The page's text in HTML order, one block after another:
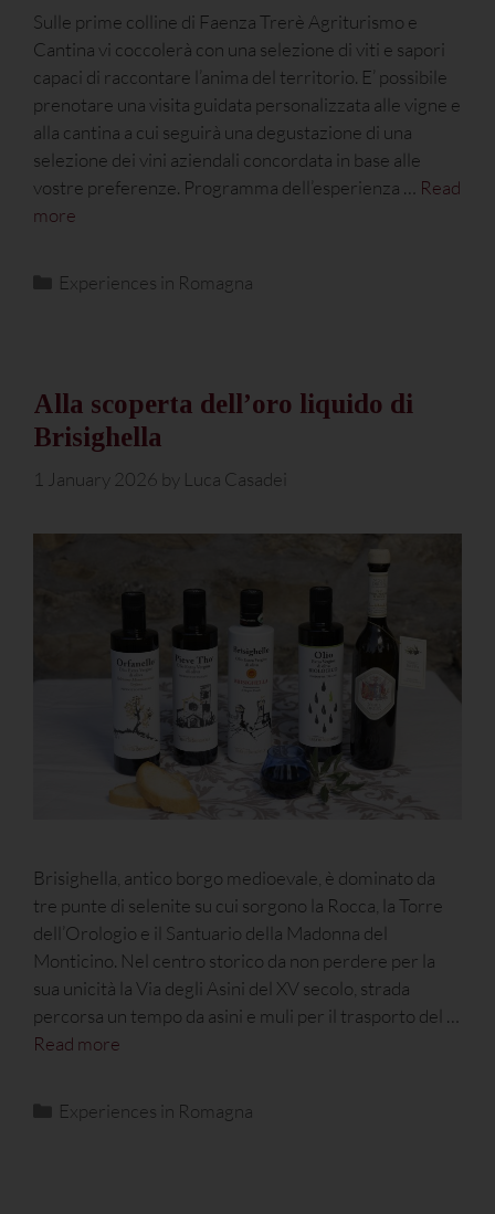
Sulle prime colline di Faenza Trerè Agriturismo e
Cantina vi coccolerà con una selezione di viti e sapori
capaci di raccontare l’anima del territorio. E’ possibile
prenotare una visita guidata personalizzata alle vigne e
alla cantina a cui seguirà una degustazione di una
selezione dei vini aziendali concordata in base alle
vostre preferenze. Programma dell’esperienza … Read
more
Experiences in Romagna
Alla scoperta dell’oro liquido di
Brisighella
1 January 2026 by Luca Casadei
Brisighella, antico borgo medioevale, è dominato da
tre punte di selenite su cui sorgono la Rocca, la Torre
dell’Orologio e il Santuario della Madonna del
Monticino. Nel centro storico da non perdere per la
sua unicità la Via degli Asini del XV secolo, strada
percorsa un tempo da asini e muli per il trasporto del …
Read more
Experiences in Romagna